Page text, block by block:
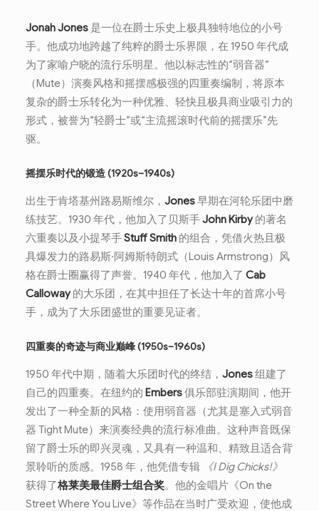
Jonah Jones 是一位在爵士乐史上极具独特地位的小号
手。他成功地跨越了纯粹的爵士乐界限，在 1950 年代成
为了家喻户晓的流行乐明星。他以标志性的“弱音器”
（Mute）演奏风格和摇摆感极强的四重奏编制，将原本
复杂的爵士乐转化为一种优雅、轻快且极具商业吸引力的
形式，被誉为“轻爵士”或“主流摇滚时代前的摇摆乐”先
驱。
摇摆乐时代的锻造 (1920s–1940s)
出生于肯塔基州路易斯维尔， Jones早期在河轮乐团中磨
练技艺。1930 年代，他加入了贝斯手John Kirby的著名
六重奏以及小提琴手Stuff Smith 的组合，凭借火热且极
具爆发力的路易斯·阿姆斯特朗式（Louis Armstrong）风
格在爵士圈赢得了声誉。1940 年代，他加入了 Cab
Calloway的大乐团，在其中担任了长达十年的首席小号
手，成为了大乐团盛世的重要见证者。
四重奏的奇迹与商业巅峰 (1950s–1960s)
1950 年代中期，随着大乐团时代的终结， Jones组建了
自己的四重奏。在纽约的 Embers俱乐部驻演期间，他开
发出了一种全新的风格：使用弱音器（尤其是塞入式弱音
器 Tight Mute）来演奏经典的流行标准曲。这种声音既保
留了爵士乐的即兴灵魂，又具有一种温和、精致且适合背
景聆听的质感。1958 年，他凭借专辑
《I Dig Chicks!》
获得了格莱美最佳爵士组合奖。他的金唱片《On the
Street Where You Live》等作品在当时广受欢迎，使他成